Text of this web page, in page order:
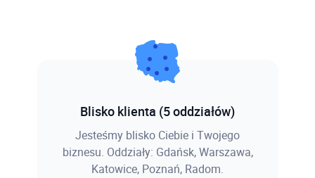
Blisko klienta (5 oddziałów)
Jesteśmy blisko Ciebie i Twojego
biznesu. Oddziały: Gdańsk, Warszawa,
Katowice, Poznań, Radom.